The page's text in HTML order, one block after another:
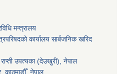
मन्त्रालय
कार्यालय सार्बजनिक खरिद
उपत्यका (देउखुरी), नेपाल
काठमाडौँ, नेपाल